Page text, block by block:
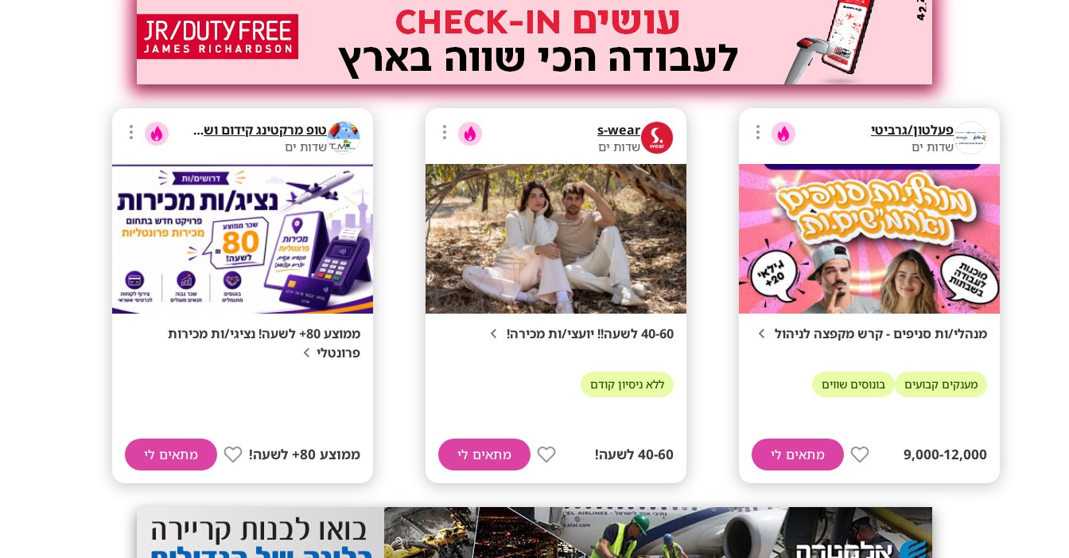
פעלטון/גרביטי
שדות ים
מנהלי/ות סניפים - קרש מקפצה לניהול
מענקים קבועים בונוסים שווים
9,000-12,000 מתאים לי
s-wear
שדות ים
40-60 לשעה!! יועצי/ות מכירה!
ללא ניסיון קודם
40-60 לשעה! מתאים לי
טופ מרקטינג קידום ושיווק בע"מ
שדות ים
ממוצע 80+ לשעה! נציגי/ות מכירות
פרונטלי
ממוצע 80+ לשעה! מתאים לי